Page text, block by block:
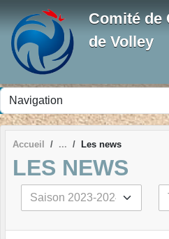
Comité de
de Volley
Accueil Les news
LES NEWS
Panneau de gestion des cookies